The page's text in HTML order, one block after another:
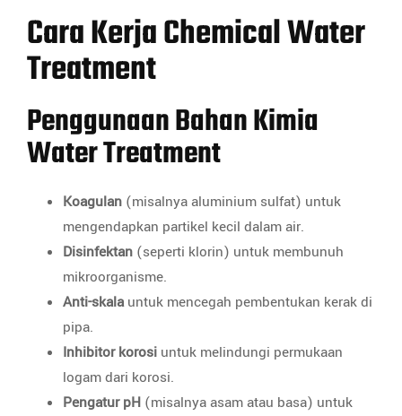
Cara Kerja Chemical Water
Treatment
Penggunaan Bahan Kimia
Water Treatment
Koagulan (misalnya aluminium sulfat) untuk
mengendapkan partikel kecil dalam air.
Disinfektan (seperti klorin) untuk membunuh
mikroorganisme.
Anti-skalauntuk mencegah pembentukan kerak di
pipa.
Inhibitor korosi untuk melindungi permukaan
logam dari korosi.
Pengatur pH (misalnya asam atau basa) untuk